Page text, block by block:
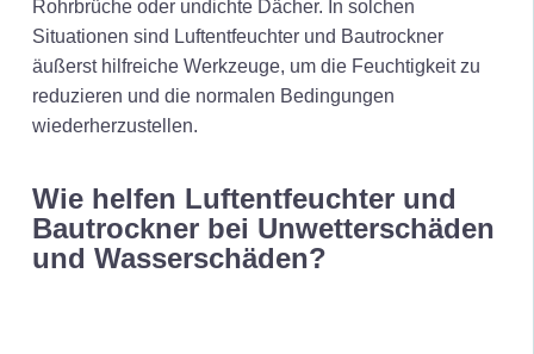
Rohrbrüche oder undichte Dächer. In solchen
Situationen sind Luftentfeuchter und Bautrockner
äußerst hilfreiche Werkzeuge, um die Feuchtigkeit zu
reduzieren und die normalen Bedingungen
wiederherzustellen.
Wie helfen Luftentfeuchter und
Bautrockner bei Unwetterschäden
und Wasserschäden?